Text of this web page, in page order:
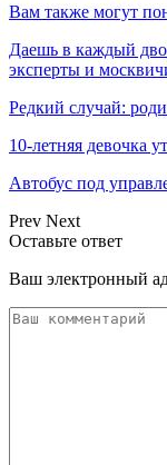
Вам также могут
Даешь в каждый
эксперты и
Редкий случай:
10-летняя девочка
Автобус под
Prev Next
Оставьте ответ
Ваш электронный